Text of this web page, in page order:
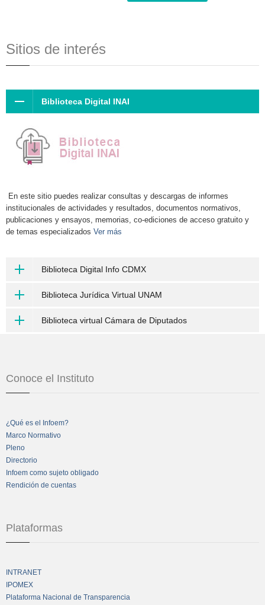
Sitios de interés
Biblioteca Digital INAI
En este sitio puedes realizar consultas y descargas de informes
institucionales de actividades y resultados, documentos normativos,
publicaciones y ensayos, memorias, co-ediciones de acceso gratuito y
de temas especializados Ver más
Biblioteca Digital Info CDMX
Biblioteca Jurídica Virtual UNAM
Biblioteca virtual Cámara de Diputados
Conoce el Instituto
¿Qué es el Infoem?
Marco Normativo
Pleno
Directorio
Infoem como sujeto obligado
Rendición de cuentas
Plataformas
INTRANET
IPOMEX
Plataforma Nacional de Transparencia